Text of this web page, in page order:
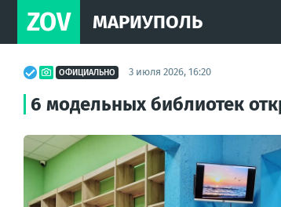
ZOV МАРИУПОЛЬ
ОФИЦИАЛЬНО 3 июля 2026, 16:20
6 модельных библиотек